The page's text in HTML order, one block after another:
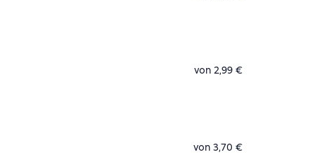
von 2,99 €
von 3,70 €